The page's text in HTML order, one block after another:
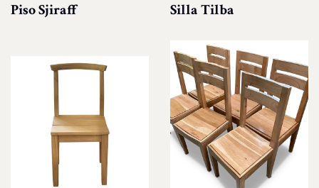
Piso Sjiraff Silla Tilba